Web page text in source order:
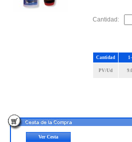
Cantidad
PV/Ud
Cantidad:
Ver Cesta